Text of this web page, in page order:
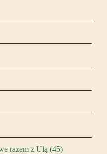
razem z Ulą (45)